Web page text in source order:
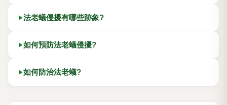
法老蟻侵擾有哪些跡象?
如何預防法老蟻侵擾?
如何防治法老蟻?